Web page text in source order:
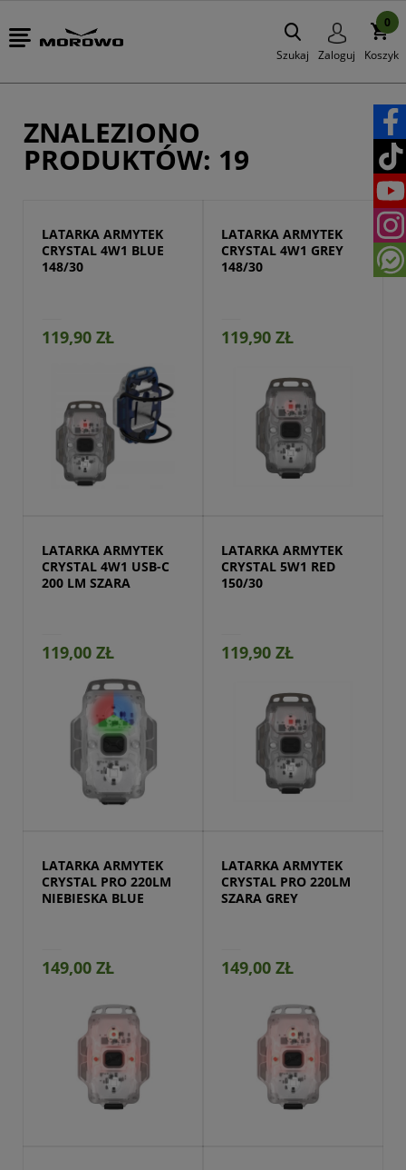
Szukaj Zaloguj Koszyk
0
ZNALEZIONO
PRODUKTÓW: 19
LATARKA ARMYTEK
CRYSTAL 4W1 BLUE
148/30
119,90 ZŁ
LATARKA ARMYTEK
CRYSTAL 4W1 GREY
148/30
119,90 ZŁ
Przejdź do produktu
LATARKA ARMYTEK
CRYSTAL 4W1 USB-C
200 LM SZARA
119,00 ZŁ
LATARKA ARMYTEK
CRYSTAL 5W1 RED
150/30
119,90 ZŁ
Przejdź do produktu
LATARKA ARMYTEK
CRYSTAL PRO 220LM
NIEBIESKA BLUE
149,00 ZŁ
LATARKA ARMYTEK
CRYSTAL PRO 220LM
SZARA GREY
149,00 ZŁ